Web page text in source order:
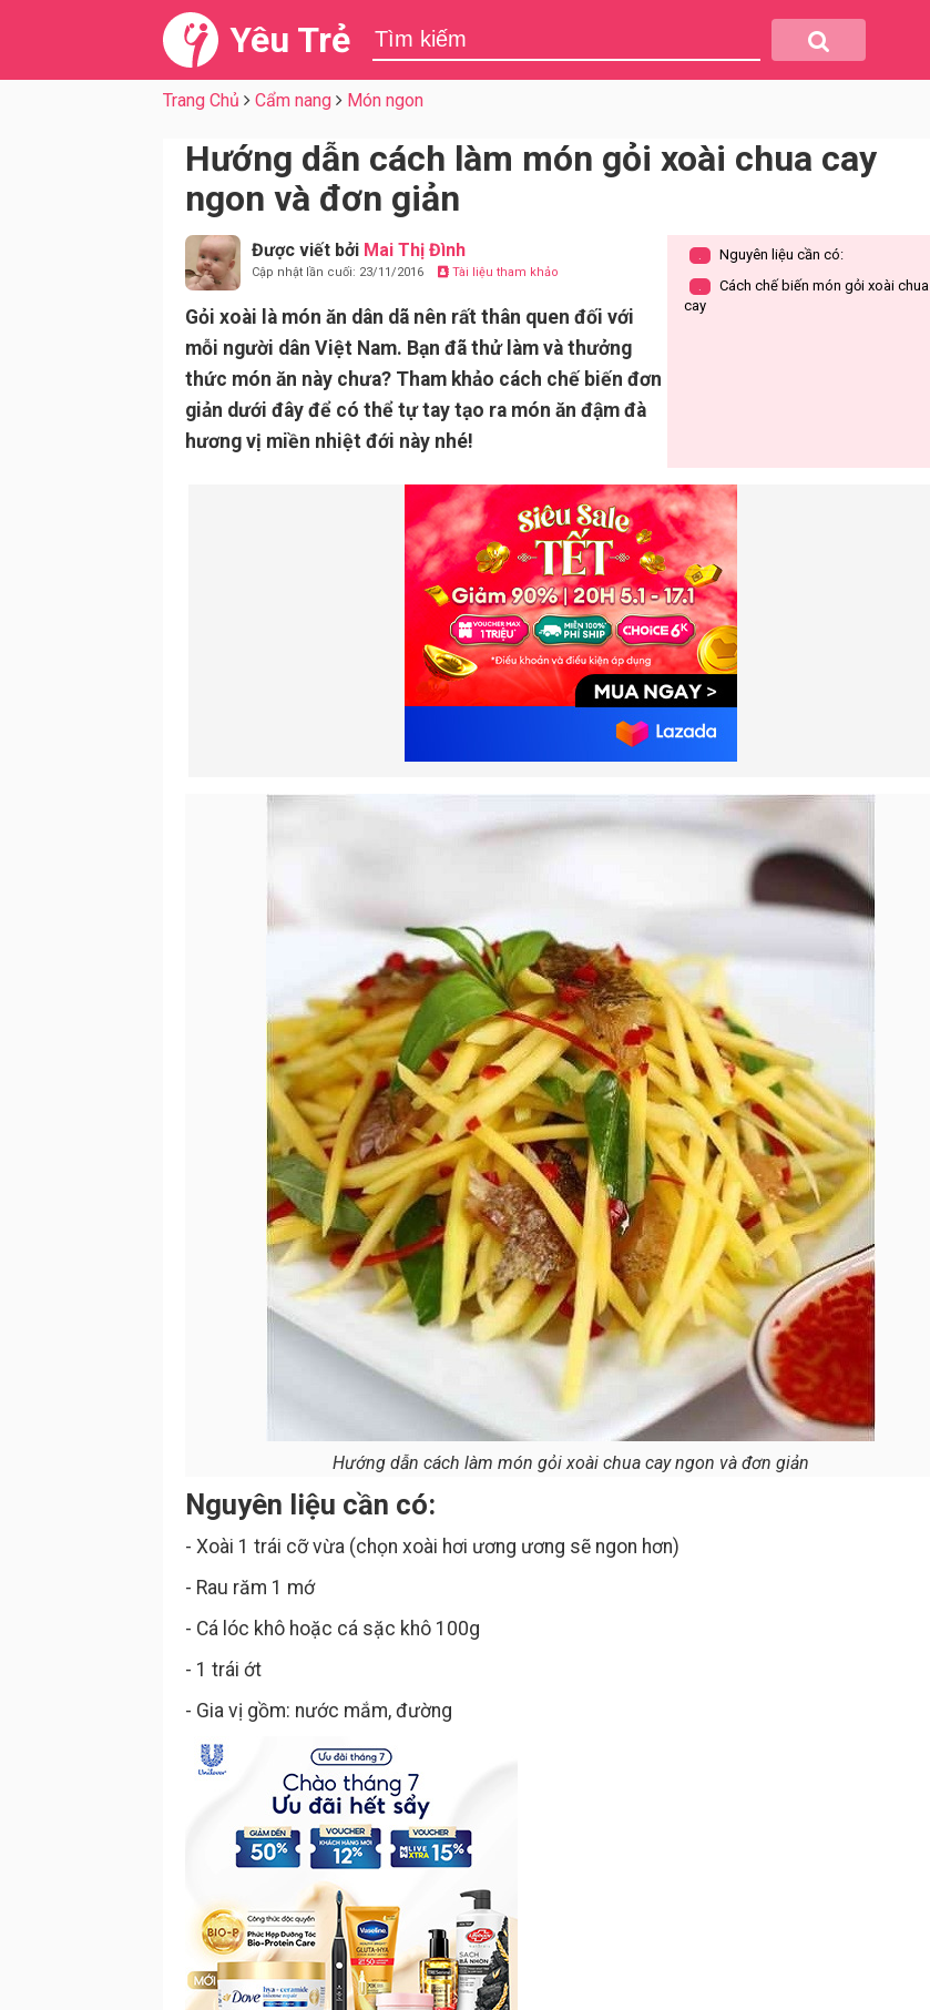
Yêu Trẻ
Trang Chủ Cẩm nang Món ngon
Hướng dẫn cách làm món gỏi xoài chua cay
ngon và đơn giản
Được viết bởi Mai Thị Đình
Cập nhật lần cuối: 23/11/2016 Tài liệu tham khảo
Gỏi xoài là món ăn dân dã nên rất thân quen đối với
mỗi người dân Việt Nam. Bạn đã thử làm và thưởng
thức món ăn này chưa? Tham khảo cách chế biến đơn
giản dưới đây để có thể tự tay tạo ra món ăn đậm đà
hương vị miền nhiệt đới này nhé!
. Nguyên liệu cần có:
.
Cách chế biến món gỏi xoài chua
cay
Hướng dẫn cách làm món gỏi xoài chua cay ngon và đơn giản
Nguyên liệu cần có:
- Xoài 1 trái cỡ vừa (chọn xoài hơi ương ương sẽ ngon hơn)
- Rau răm 1 mớ
- Cá lóc khô hoặc cá sặc khô 100g
- 1 trái ớt
- Gia vị gồm: nước mắm, đường